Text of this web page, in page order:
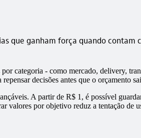
que ganham força quando
por categoria - como mercado, delivery,
decisões antes que o orçamento
A partir de R$ 1, é possível
valores por objetivo reduz a tentação de